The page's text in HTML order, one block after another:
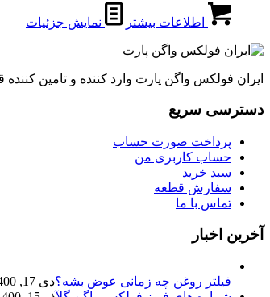
اطلاعات بیشتر نمایش جزئیات
ایران فولکس واگن پارت وارد کننده و تامین
دسترسی سریع
پرداخت صورت حساب
حساب کاربری من
سبد خرید
سفارش قطعه
تماس با ما
آخرین اخبار
فیلتر روغن چه زمانی عوض بشه؟دی 17, 1400 - 11:04 ب.ظ